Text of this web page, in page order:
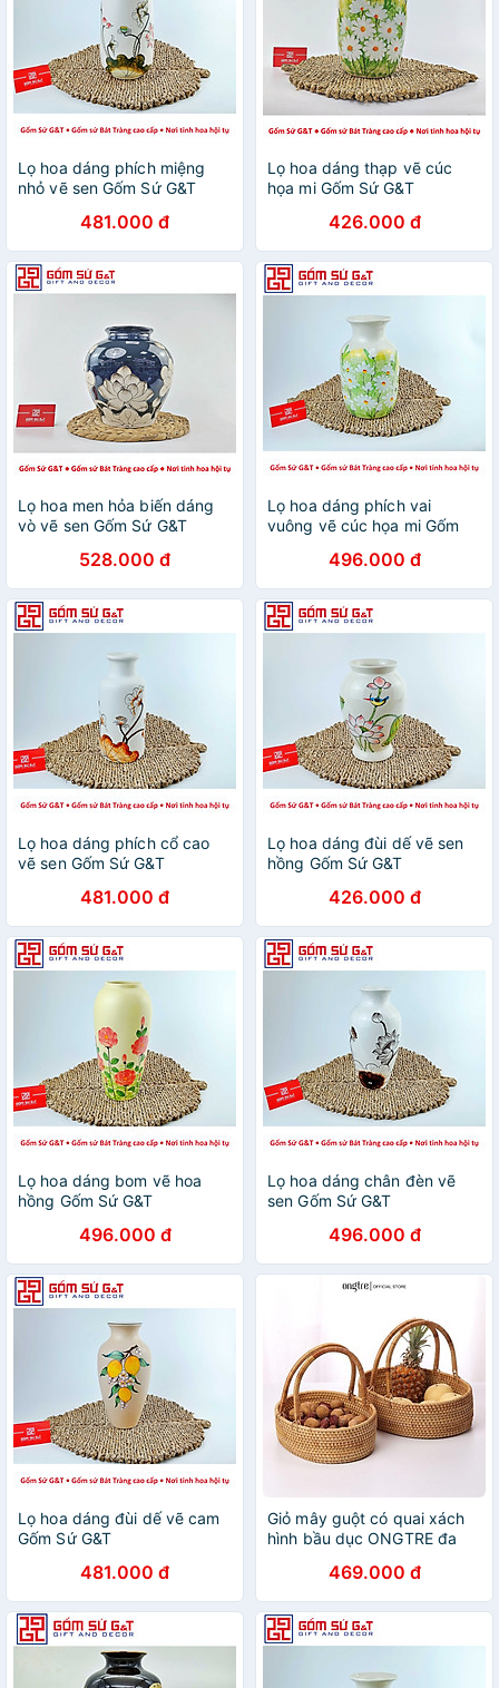
Lọ hoa dáng phích miệng
nhỏ vẽ sen Gốm Sứ G&T
481.000 đ
Lọ hoa dáng thạp vẽ cúc
họa mi Gốm Sứ G&T
426.000 đ
Lọ hoa men hỏa biến dáng
vò vẽ sen Gốm Sứ G&T
528.000 đ
Lọ hoa dáng phích vai
vuông vẽ cúc họa mi Gốm
496.000 đ
Lọ hoa dáng phích cổ cao
vẽ sen Gốm Sứ G&T
481.000 đ
Lọ hoa dáng đùi dế vẽ sen
hồng Gốm Sứ G&T
426.000 đ
Lọ hoa dáng bom vẽ hoa
hồng Gốm Sứ G&T
496.000 đ
Lọ hoa dáng chân đèn vẽ
sen Gốm Sứ G&T
496.000 đ
Lọ hoa dáng đùi dế vẽ cam
Gốm Sứ G&T
481.000 đ
Giỏ mây guột có quai xách
hình bầu dục ONGTRE đa
khô, decor trang trí
469.000 đ